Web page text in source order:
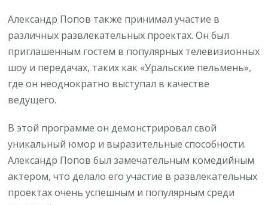
Александр Попов также принимал участие в
различных развлекательных проектах. Он был
приглашенным гостем в популярных телевизионных
шоу и передачах, таких как «Уральские пельмень»,
где он неоднократно выступал в качестве
ведущего.
В этой программе он демонстрировал свой
уникальный юмор и выразительные способности.
Александр Попов был замечательным комедийным
актером, что делало его участие в развлекательных
проектах очень успешным и популярным среди